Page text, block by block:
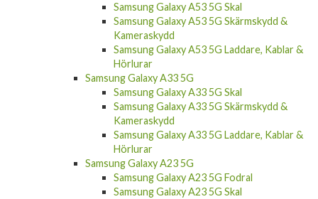
Samsung Galaxy A53 5G Skal
Samsung Galaxy A53 5G Skärmskydd &
Kameraskydd
Samsung Galaxy A53 5G Laddare, Kablar &
Hörlurar
Samsung Galaxy A33 5G
Samsung Galaxy A33 5G Skal
Samsung Galaxy A33 5G Skärmskydd &
Kameraskydd
Samsung Galaxy A33 5G Laddare, Kablar &
Hörlurar
Samsung Galaxy A23 5G
Samsung Galaxy A23 5G Fodral
Samsung Galaxy A23 5G Skal